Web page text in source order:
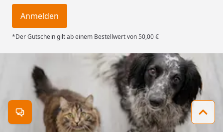
Anmelden
*Der Gutschein gilt ab einem Bestellwert von 50,00 €
Trusted Shops
4,73/ 5
Kontakt öffnen